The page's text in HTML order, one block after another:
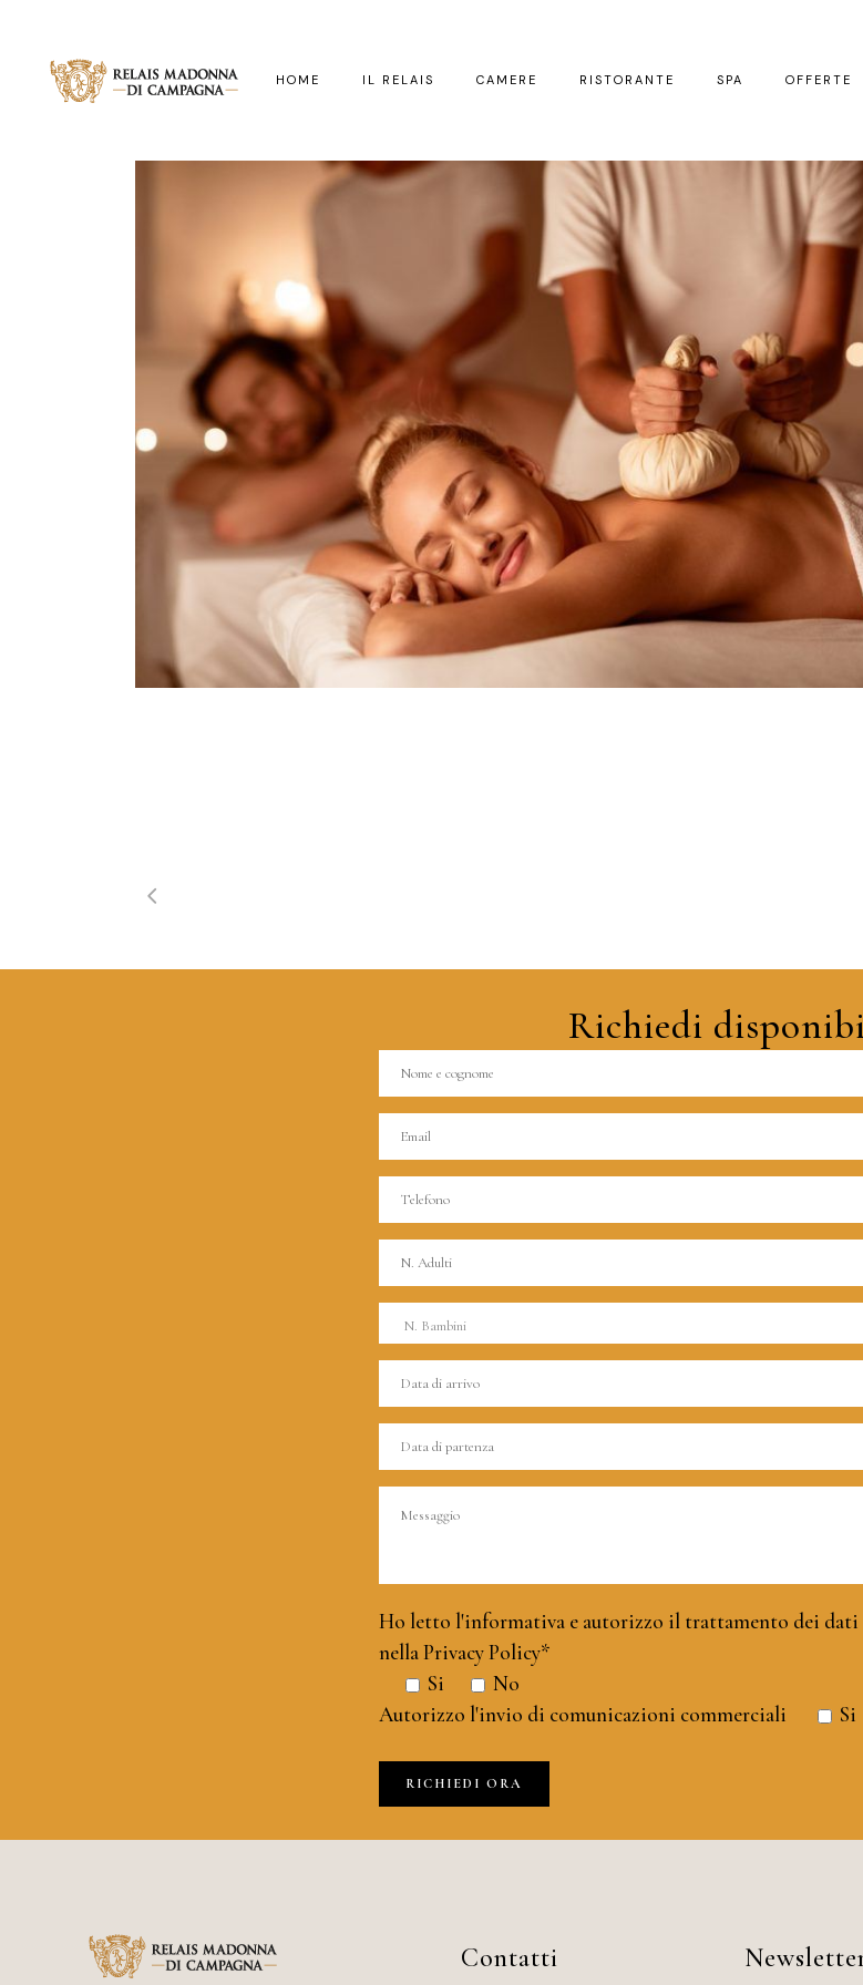
HOME IL RELAIS CAMERE RISTORANTE SPA OFFERTE
Richiedi
Ho letto l'informativa e autorizzo il trattamento dei dati
nellaPrivacy Policy*
Si
No
Autorizzo l'invio di comunicazioni commerciali
Si
Contatti